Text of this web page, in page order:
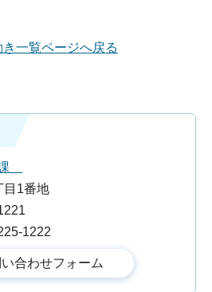
一覧ページへ戻る
目1番地
1222